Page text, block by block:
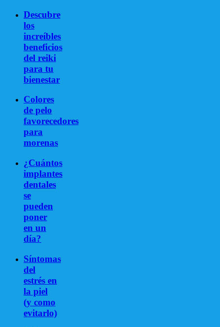
Descubre
los
increíbles
beneficios
del reiki
para tu
bienestar
Colores
de pelo
favorecedores
para
morenas
¿Cuántos
implantes
dentales
se
pueden
poner
en un
día?
Síntomas
del
estrés en
la piel
(y como
evitarlo)